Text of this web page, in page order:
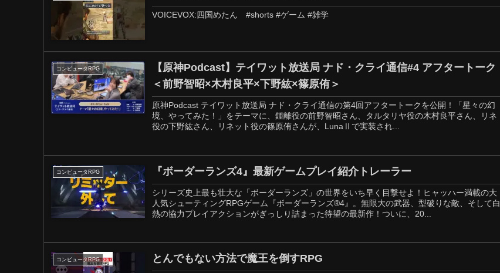
VOICEVOX:四国めたん #shorts #ゲーム #雑学
コンピュータRPG
【原神Podcast】テイワット放送局 ナド・クライ通信#4 アフタートーク
＜前野智昭×木村良平×下野紘×篠原侑＞
原神Podcast テイワット放送局 ナド・クライ通信の第4回アフタートークを公開！「星々の幻
境、やってみた！」をテーマに、鍾離役の前野智昭さん、タルタリヤ役の木村良平さん、リネ
役の下野紘さん、リネット役の篠原侑さんが、LunaⅡで実装され...
コンピュータRPG 『ボーダーランズ4』最新ゲームプレイ紹介トレーラー
シリーズ史上最も壮大な「ボーダーランズ」の世界をいち早く目撃せよ！ヒャッハー満載の大
人気シューティングRPGゲーム『ボーダーランズ®4』。無限大の武器、型破りな敵、そして白
熱の協力プレイアクションがぎっしり詰まった待望の最新作！ついに、20...
コンピュータRPG とんでもない方法で魔王を倒すRPG